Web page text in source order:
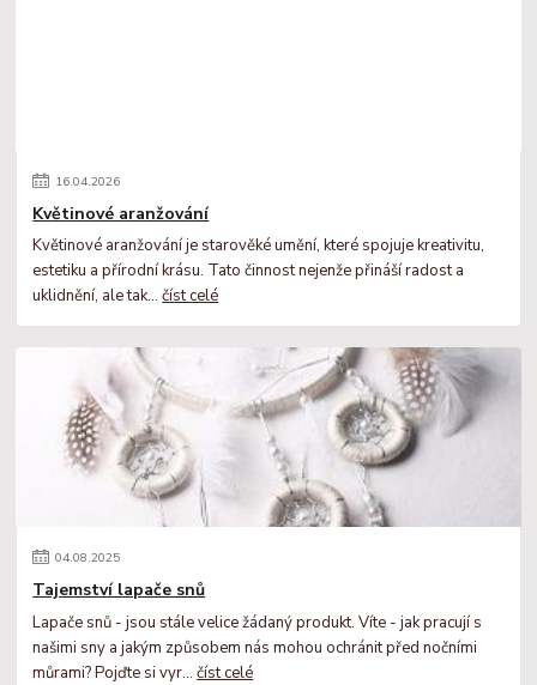
16.04.2026
Květinové aranžování
Květinové aranžování je starověké umění, které spojuje kreativitu,
estetiku a přírodní krásu. Tato činnost nejenže přináší radost a
uklidnění, ale tak...číst celé
04.08.2025
Tajemství lapače snů
Lapače snů - jsou stále velice žádaný produkt. Víte - jak pracují s
našimi sny a jakým způsobem nás mohou ochránit před nočními
můrami? Pojďte si vyr...číst celé